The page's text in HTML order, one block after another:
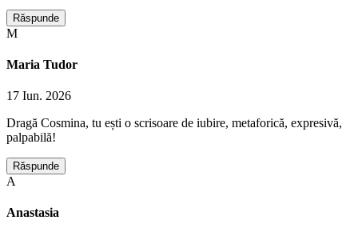
Răspunde
M
Maria Tudor
17 Iun. 2026
Dragă Cosmina, tu ești o scrisoare de iubire, metaforică, expresivă,
palpabilă!
Răspunde
A
Anastasia